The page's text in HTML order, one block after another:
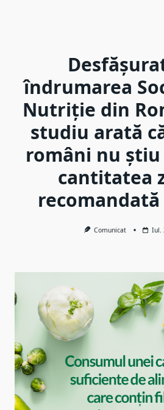
îndrumarea
Nutriție din
studiu arată
români nu știu
cantitatea
Comunicat Iul.